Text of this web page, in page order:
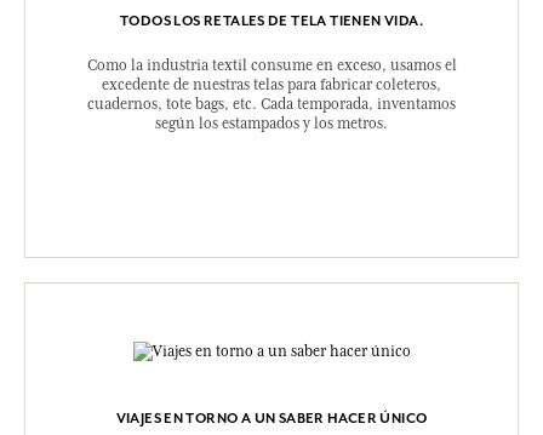
TODOS LOS RETALES DE TELA TIENEN VIDA.
Como la industria textil consume en exceso, usamos el
excedente de nuestras telas para fabricar coleteros,
cuadernos, tote bags, etc. Cada temporada, inventamos
según los estampados y los metros.
VIAJES EN TORNO A UN SABER HACER ÚNICO